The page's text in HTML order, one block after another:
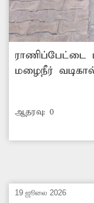
ராணிப்பேட்டை மாவட்டம்
மழைநீர்
அதில் செடி,
வளர்ந்துள்ளது.
இருந்து
செல்லவில்லை.
தேங்கும்
தூர்வார
ஆதரவு: 0
19 ஜூலை 2026